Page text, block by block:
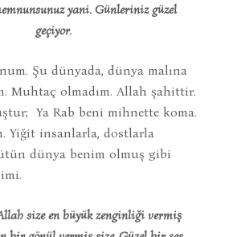
yani. Günleriniz güzel
geçiyor.
Şu dünyada, dünya malına
Muhtaç olmadım. Allah şahittir.
Ya Rab beni mihnette koma.
Yiğit insanlarla, dostlarla
dünya benim olmuş gibi
size en büyük zenginliği vermiş